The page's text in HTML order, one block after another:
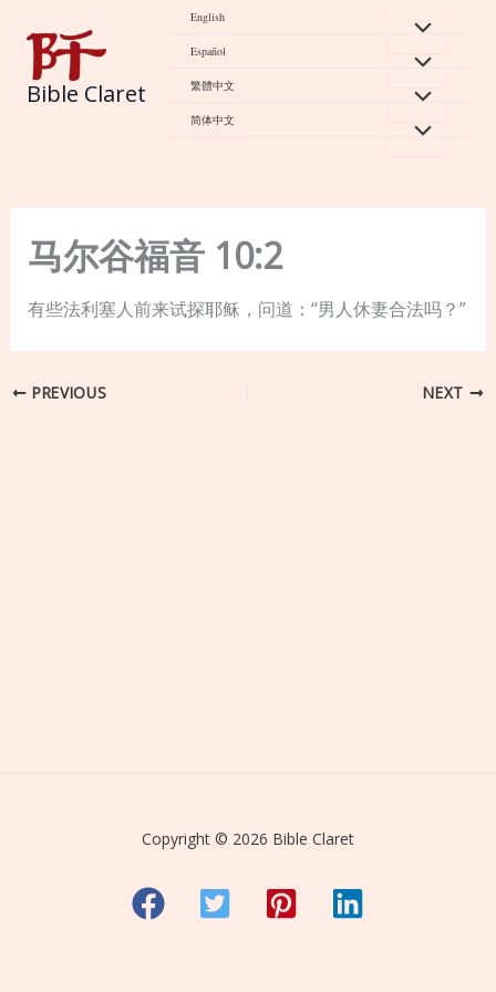
content
Bible Claret
English
Español
繁體中文
简体中文
马尔谷福音 10:2
有些法利塞人前来试探耶稣，问道：“男人休妻合法吗？”
PREVIOUS NEXT
Copyright © 2026 Bible Claret